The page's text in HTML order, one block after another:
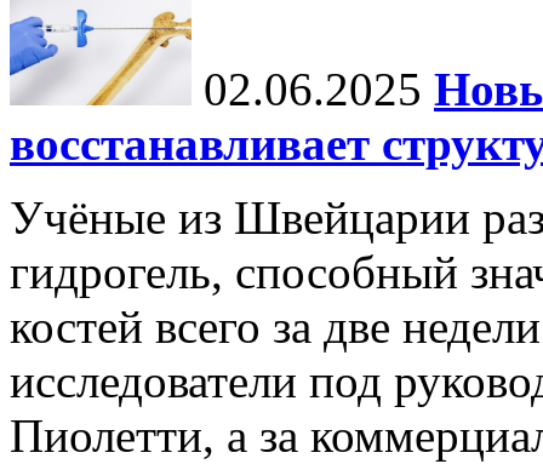
02.06.2025
восстанавливает
Учёные из Швейцарии
гидрогель, способный
костей всего за две
исследователи под
Пиолетти, а за